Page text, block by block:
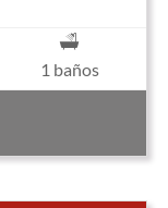
1 baños